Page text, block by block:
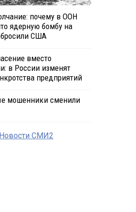
почему в ООН
ядерную бомбу на
США
вместо
в России изменят
предприятий
мошенники сменили
Новости СМИ2